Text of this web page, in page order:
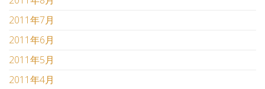
2011年7月
2011年6月
2011年5月
2011年4月